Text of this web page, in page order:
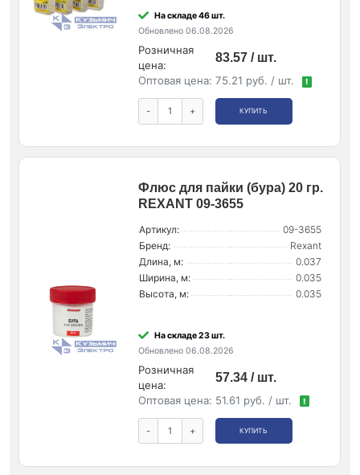
На складе 46 шт.
Обновлено 06.08.2026
Розничная
цена:
83.57 / шт.
Оптовая цена: 75.21 руб. / шт. !
- + КУПИТЬ
Флюс для пайки (бура) 20 гр.
REXANT 09-3655
Артикул:
09-3655
Бренд:
Rexant
Длина, м:
0.037
Ширина, м:
0.035
Высота, м:
0.035
На складе 23 шт.
Обновлено 06.08.2026
Розничная
цена:
57.34 / шт.
Оптовая цена: 51.61 руб. / шт. !
- + КУПИТЬ